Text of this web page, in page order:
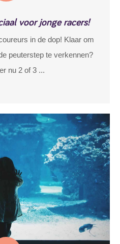
voor jonge racers!
in de dop! Klaar om
peuterstep te verkennen?
nu 2 of 3 ...